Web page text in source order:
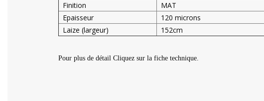
Finition
MAT
Epaisseur
120 microns
Laize (largeur)
152cm
Pour plus de détail Cliquez sur la fiche technique.